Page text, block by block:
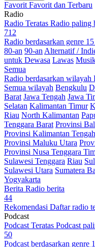
Favorit Favorit dan Terbaru
Radio
Radio Teratas Radio paling
712
Radio berdasarkan genre
80-an 90-an Alternatif /
untuk Dewasa Lawas
Semua
Radio berdasarkan wilayah
Semua wilayah Bengkulu
Barat Jawa Tengah Jawa
Selatan Kalimantan Timur
Riau North Kalimantan
Tenggara Barat Provinsi
Provinsi Kalimantan Tengah
Provinsi Maluku Utara
Provinsi Nusa Tenggara
Sulawesi Tenggara Riau
Sulawesi Utara Sumatera
Yogyakarta
Berita Radio berita
44
Rekomendasi Daftar radio
Podcast
Podcast Teratas Podcast
50
Podcast berdasarkan genre